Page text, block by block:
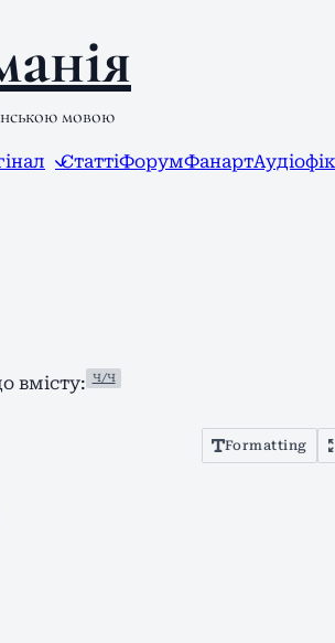
мовою
СтаттіФорумФанарт
вмісту: Ч/Ч
Formatting